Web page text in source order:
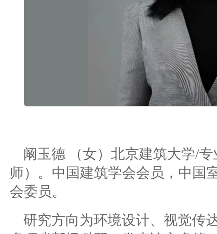
阚玉德 （女） 北京建筑大学/专
师）。 中国建筑学会会员，中国
会委员。
研究方向为环境设计、视觉传